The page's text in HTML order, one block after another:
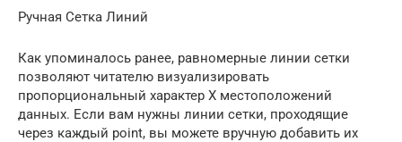
Ручная Сетка Линий
Как упоминалось ранее, равномерные линии сетки
позволяют читателю визуализировать
пропорциональный характер X местоположений
данных. Если вам нужны линии сетки, проходящие
через каждый point, вы можете вручную добавить их